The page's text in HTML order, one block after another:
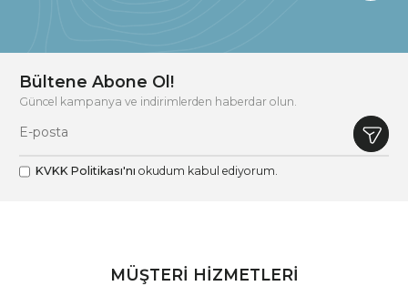
Bültene Abone Ol!
Güncel kampanya ve indirimlerden haberdar olun.
KVKK Politikası'nı okudum kabul ediyorum.
MÜŞTERİ HİZMETLERİ